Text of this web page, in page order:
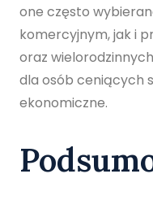
one często
komercyjnym, jak i
oraz
dla osób ceniących
ekonomiczne.